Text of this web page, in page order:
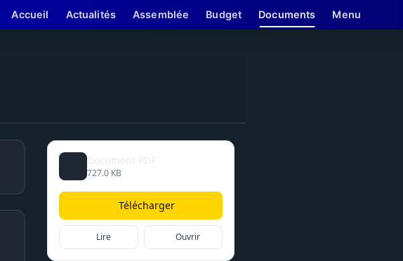
Accueil Actualités Assemblée Budget Documents Menu
Document PDF
727.0 KB
Télécharger
Lire Ouvrir